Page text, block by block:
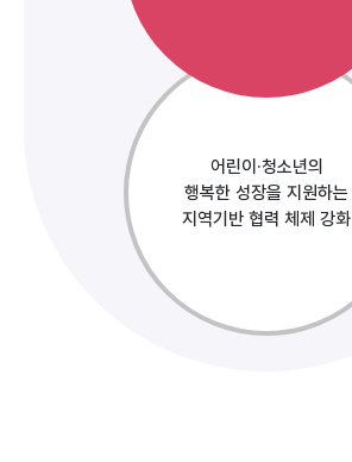
어린이·청소년의
행복한 성장을 지원하는
지역기반 협력 체제 강화